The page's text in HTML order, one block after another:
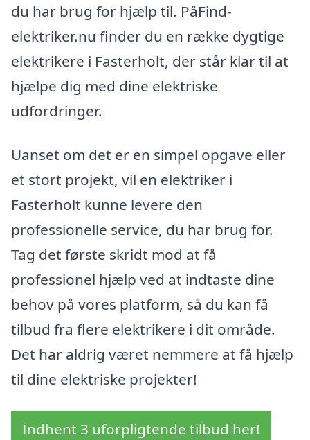
du har brug for hjælp til. PåFind-
elektriker.nu finder du en række dygtige
elektrikere i Fasterholt, der står klar til at
hjælpe dig med dine elektriske
udfordringer.
Uanset om det er en simpel opgave eller
et stort projekt, vil en elektriker i
Fasterholt kunne levere den
professionelle service, du har brug for.
Tag det første skridt mod at få
professionel hjælp ved at indtaste dine
behov på vores platform, så du kan få
tilbud fra flere elektrikere i dit område.
Det har aldrig været nemmere at få hjælp
til dine elektriske projekter!
Indhent 3 uforpligtende tilbud her!